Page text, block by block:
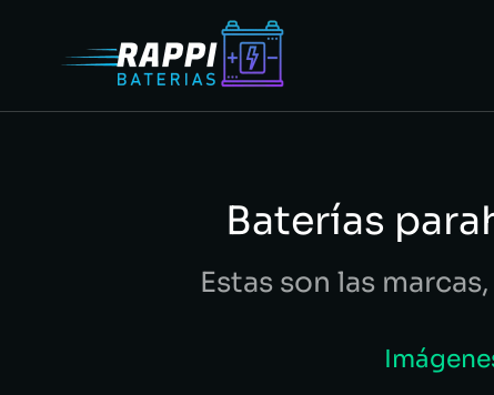
Baterías
Estas son las